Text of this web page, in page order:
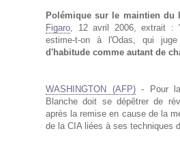
Polémique sur le maintien du
Figaro, 12 avril 2006, extrait :
estime-t-on à l'Odas, qui
d'habitude comme autant de
WASHINGTON (AFP)- Pour la
Blanche doit se dépêtrer de
après la remise en cause de la
de la CIA liées à ses techniques